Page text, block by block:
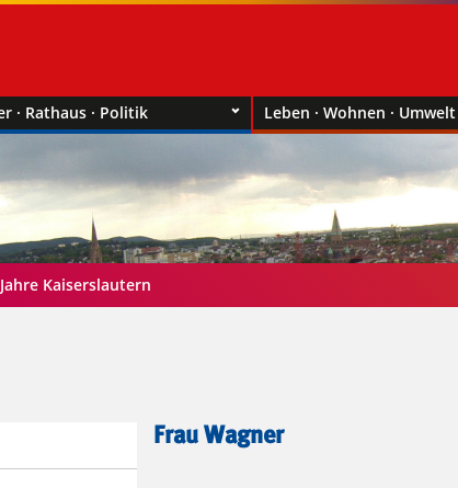
· Rathaus · Politik Leben · Wohnen · Umwelt
Kaiserslautern
Frau Wagner